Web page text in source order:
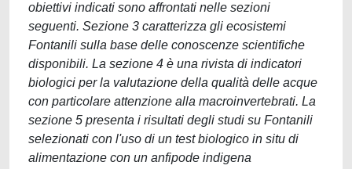
obiettivi indicati sono affrontati nelle sezioni
seguenti. Sezione 3 caratterizza gli ecosistemi
Fontanili sulla base delle conoscenze scientifiche
disponibili. La sezione 4 è una rivista di indicatori
biologici per la valutazione della qualità delle acque
con particolare attenzione alla macroinvertebrati. La
sezione 5 presenta i risultati degli studi su Fontanili
selezionati con l'uso di un test biologico in situ di
alimentazione con un anfipode indigena